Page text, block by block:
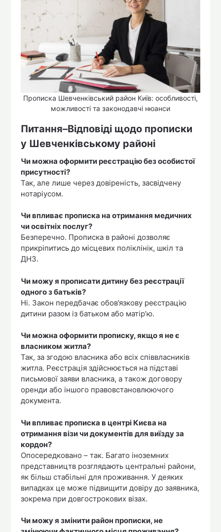
Прописка Шевченківський район Київ: особливості,
можливості та законодавчі нюанси
Питання–Відповіді щодо прописки
у Шевченківському районі
Чи можна оформити реєстрацію без особистої
присутності?
Так, але лише через довіреність, засвідчену
нотаріусом.
Чи впливає прописка на отримання медичних
чи освітніх послуг?
Безперечно. Прописка в районі дозволяє
прикріпитись до місцевих поліклінік, шкіл та
ДНЗ.
Чи можу я прописати дитину без реєстрації
одного з батьків?
Ні. Закон передбачає обов’язкову реєстрацію
дитини разом із батьком або матір’ю.
Чи можна оформити прописку, якщо я не є
власником житла?
Так, за згодою власника або всіх співвласників
житла. Реєстрація здійснюється на підставі
письмової заяви власника, а також договору
оренди або іншого правовстановлюючого
документа.
Чи впливає прописка в центрі Києва на
отримання візи чи документів для виїзду за
кордон?
Опосередковано – так. Багато іноземних
представництв розглядають центральні райони,
як більш стабільні для проживання. У деяких
випадках це може підвищити довіру до заявника,
зокрема при довгострокових візах.
Чи можу я змінити район прописки, не